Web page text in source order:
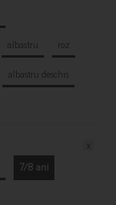
albastru
roz
albastru deschis
7/8 ani